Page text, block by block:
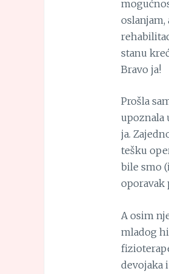
oslanjam,
stanu
Bravo ja!
Prošla
upoznala
ja.
tešku
bile smo
oporavak
A osim
mladog
devojaka